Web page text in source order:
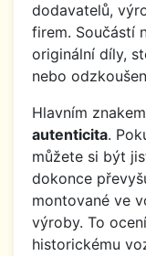
dodavatelů,
firem. Součástí
originální díly,
nebo
Hlavním
autenticita.
můžete si být
dokonce
montované ve
výroby. To
historickému